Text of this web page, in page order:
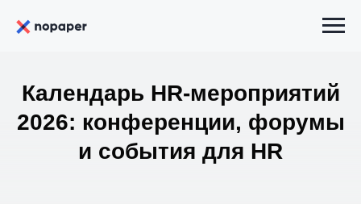
2026: конференции, форумы
и события для HR